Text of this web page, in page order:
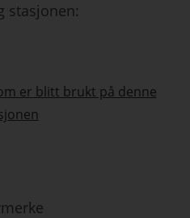
stasjonen:
er blitt brukt på denne